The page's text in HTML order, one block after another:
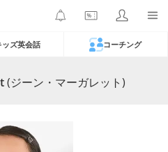
ッズ英会話 コーチング
(ジーン・マーガレット)